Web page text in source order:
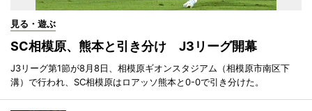
見る・遊ぶ
SC相模原、熊本と引き分け J3リーグ開幕
J3リーグ第1節が8月8日、相模原ギオンスタジアム（相模原市南区下
溝）で行われ、SC相模原はロアッソ熊本と0-0で引き分けた。